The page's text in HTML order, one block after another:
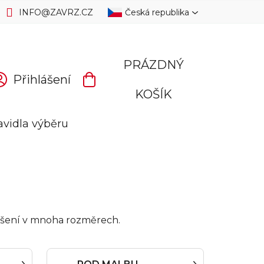
INFO@ZAVRZ.CZ Česká republika
Přihlášení
NÁKUPNÍ
PRÁZDNÝ
KOŠÍK
výběru
v mnoha rozměrech.